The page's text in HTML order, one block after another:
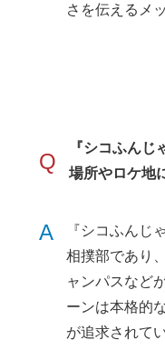
さを伝えるメ
Q
『シコふん
場所やロケ地
A
『シコふんじ
相撲部であり
ャンパスなど
ーンは本格的
が追求されて